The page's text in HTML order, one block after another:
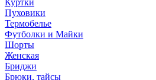
Куртки
Пуховики
Термобелье
Футболки и Майки
Шорты
Женская
Бриджи
Брюки, тайсы